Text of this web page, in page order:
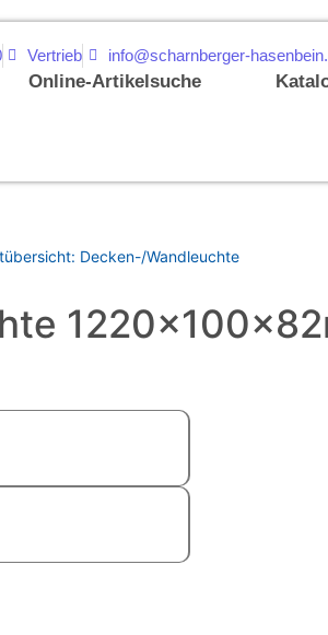
Vertrieb info@scharnberger-
Online-Artikelsuche
Decken-/Wandleuchte